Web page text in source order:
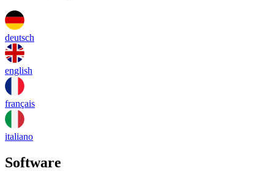
deutsch
english
français
italiano
Software